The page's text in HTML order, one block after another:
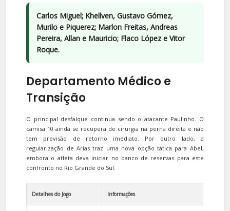
Carlos Miguel; Khellven, Gustavo Gómez,
Murilo e Piquerez; Marlon Freitas, Andreas
Pereira, Allan e Mauricio; Flaco López e Vitor
Roque.
Departamento Médico e
Transição
O principal desfalque continua sendo o atacante Paulinho. O
camisa 10 ainda se recupera de cirurgia na perna direita e não
tem previsão de retorno imediato. Por outro lado, a
regularização de Arias traz uma nova opção tática para Abel,
embora o atleta deva iniciar no banco de reservas para este
confronto no Rio Grande do Sul.
Detalhes do Jogo Informações